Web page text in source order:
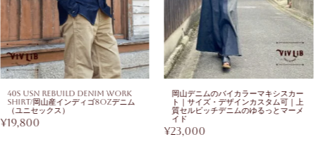
USN Rebuild Denim Work
岡山産インディゴ8ozデニム
ユニセックス）
岡山デニムのバイカラーマキシスカー
ト｜サイズ・デザインカスタム可｜上
質セルビッチデニムのゆるっとマーメ
イド
23,000